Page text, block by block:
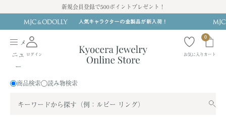
ッ
新規会員登録で500ポイントプレゼント！
メ
ニュ
ー
ログイン お気に入り
0
カート
商品検索 読み物検索